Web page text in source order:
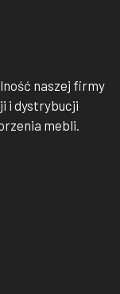
naszej firmy
i dystrybucji
mebli.